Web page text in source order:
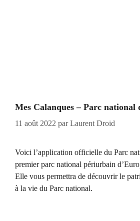
Mes Calanques – Parc national
11 août 2022 parLaurent Droid
Voici l’application officielle du Parc
premier parc national périurbain
Elle vous permettra de découvrir le
à la vie du Parc national.